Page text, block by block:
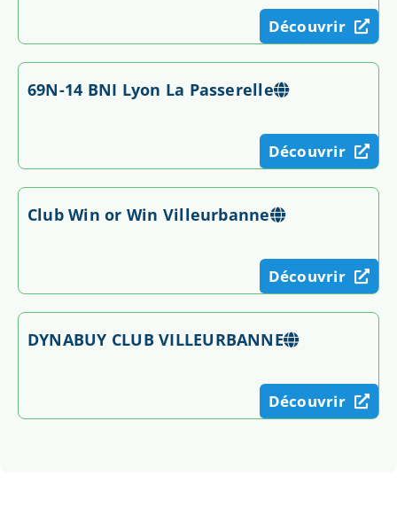
Découvrir
69N-14 BNI Lyon La Passerelle
Découvrir
Club Win or Win Villeurbanne
Découvrir
DYNABUY CLUB VILLEURBANNE
Découvrir